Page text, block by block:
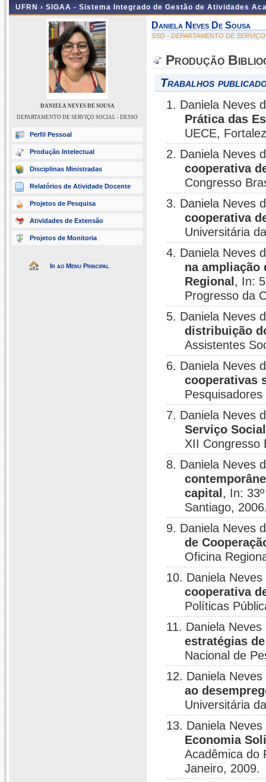
UFRN › SIGAA - Sistema Integrado de Gestão de Atividades
DANIELA NEVES DE SOUSA
DEPARTAMENTO DE SERVIÇO SOCIAL - DESSO
Perfil Pessoal
Produção Intelectual
Disciplinas Ministradas
Relatórios de Atividade Docente
Projetos de Pesquisa
Atividades de Extensão
Projetos de Monitoria
Ir ao Menu Principal
Daniela Neves De Sousa
SSO - DEPARTAMENTO DE
Produção
Trabalhos
1. Daniela Neves
Prática das
UECE,
2. Daniela Neves
cooperativa
Congresso
3. Daniela Neves
cooperativa
Universitária
4. Daniela Neves
na ampliação
Regional , In:
Progresso da
5. Daniela Neves
distribuição
Assistentes
6. Daniela Neves
cooperativas
7. Daniela Neves
Serviço
XII Congresso
8. Daniela Neves
capital , In:
Santiago,
9. Daniela Neves
de
Oficina
10. Daniela
cooperativa
Políticas
11. Daniela
estratégias
Nacional de
12. Daniela
ao
Universitária
13. Daniela
Economia
Acadêmica do
Janeiro, 2009.